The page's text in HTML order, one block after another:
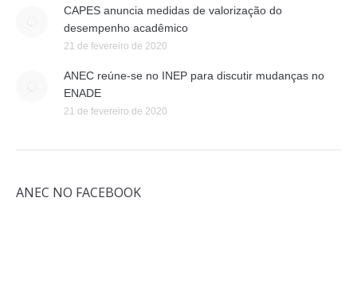
CAPES anuncia medidas de valorização do
desempenho acadêmico
21 de fevereiro de 2020
ANEC reúne-se no INEP para discutir mudanças no
ENADE
21 de fevereiro de 2020
ANEC NO FACEBOOK